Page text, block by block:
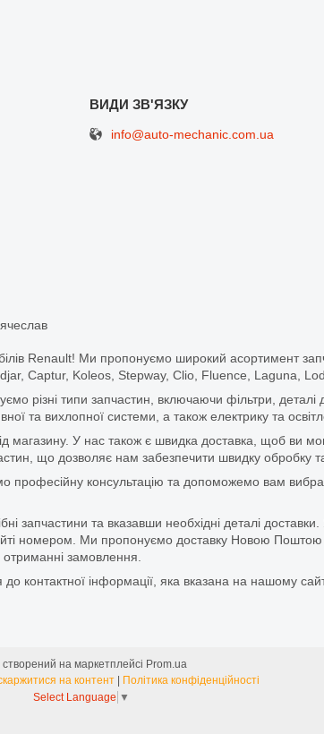
info@auto-mechanic.com.ua
Renault! Ми пропонуємо широкий асортимент
Captur, Koleos, Stepway, Clio, Fluence, Laguna,
різні типи запчастин, включаючи фільтри, деталі
та вихлопної системи, а також електрику та
магазину. У нас також є швидка доставка, щоб ви
що дозволяє нам забезпечити швидку обробку та
консультацію та допоможемо вам
та вказавши необхідні деталі
номером. Ми пропонуємо доставку Новою Поштою
замовлення.
контактної інформації, яка вказана на нашому
на маркетплейсі Prom.ua
на контент
Політика конфіденційності
Select Language ▼